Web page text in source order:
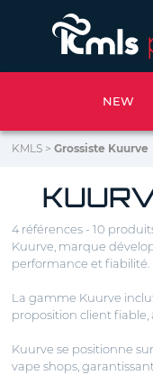
NEW
KMLS > Grossiste Kuurve
4 références - 10
Kuurve, marque
performance et fiabilité.
La gamme Kuurve
proposition client fiable,
Kuurve se positionne
vape shops,